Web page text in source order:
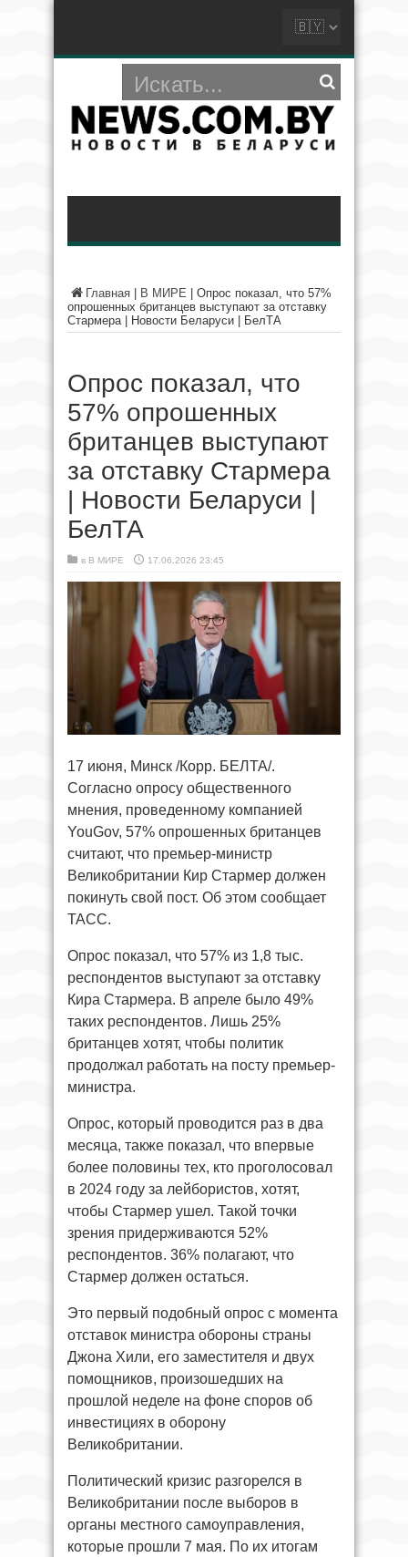
Главная В МИРЕ
Опрос показал, что 57%
опрошенных британцев выступают за отставку
Стармера | Новости Беларуси | БелТА
Опрос показал, что
57% опрошенных
британцев выступают
за отставку Стармера
| Новости Беларуси |
БелТА
в В МИРЕ 17.06.2026 23:45
17 июня, Минск /Корр. БЕЛТА/.
Согласно опросу общественного
мнения, проведенному компанией
YouGov, 57% опрошенных британцев
считают, что премьер-министр
Великобритании Кир Стармер должен
покинуть свой пост. Об этом сообщает
ТАСС.
Опрос показал, что 57% из 1,8 тыс.
респондентов выступают за отставку
Кира Стармера. В апреле было 49%
таких респондентов. Лишь 25%
британцев хотят, чтобы политик
продолжал работать на посту премьер-
министра.
Опрос, который проводится раз в два
месяца, также показал, что впервые
более половины тех, кто проголосовал
в 2024 году за лейбористов, хотят,
чтобы Стармер ушел. Такой точки
зрения придерживаются 52%
респондентов. 36% полагают, что
Стармер должен остаться.
Это первый подобный опрос с момента
отставок министра обороны страны
Джона Хили, его заместителя и двух
помощников, произошедших на
прошлой неделе на фоне споров об
инвестициях в оборону
Великобритании.
Политический кризис разгорелся в
Великобритании после выборов в
органы местного самоуправления,
которые прошли 7 мая. По их итогам